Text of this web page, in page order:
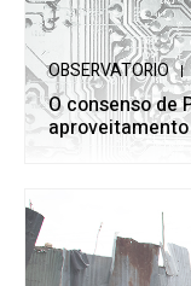
OBSERVATORIO
O consenso de